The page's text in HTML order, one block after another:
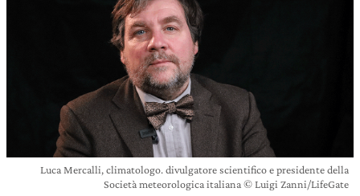
Luca Mercalli, climatologo. divulgatore scientifico e presidente della
Società meteorologica italiana © Luigi Zanni/LifeGate